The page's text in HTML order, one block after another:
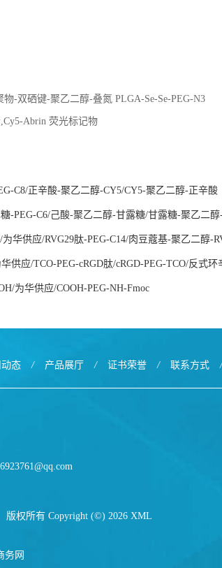
-双硒键-聚乙二醇-叠氮 PLGA-Se-Se-PEG-N3
Abrin 荧光标记物
C8/正辛酸-聚乙二醇-CY5/CY5-聚乙二醇-正辛酸
-PEG-C6/己酸-聚乙二醇-甘露糖/甘露糖-聚乙二
华供应/RVG29肽-PEG-C14/肉豆蔻基-聚乙二醇-
供应/TCO-PEG-cRGD肽/cRGD-PEG-TCO/反式
为华供应/COOH-PEG-NH-Fmoc
态 / 产品展厅 / 证书荣誉 / 联系方式 /
版权所有 Copyright (©) 2026 XML
务网